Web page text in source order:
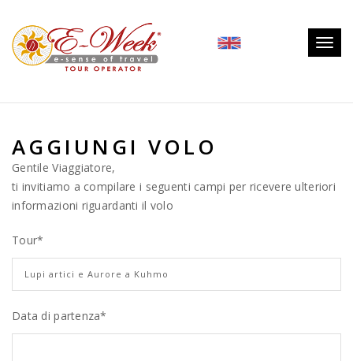
AGGIUNGI VOLO
Gentile Viaggiatore,
ti invitiamo a compilare i seguenti campi per ricevere ulteriori
informazioni riguardanti il volo
Tour*
Data di partenza*